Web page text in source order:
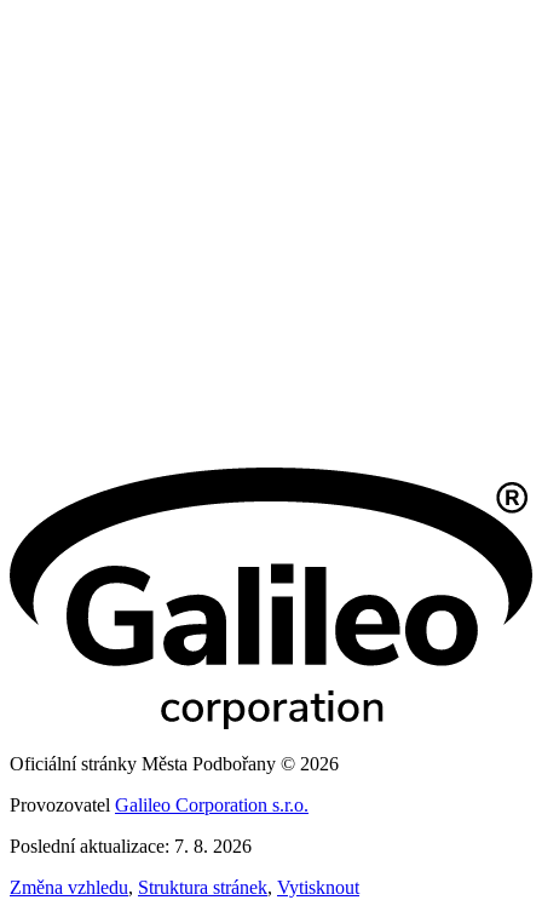
Oficiální stránky Města Podbořany © 2026
Provozovatel Galileo Corporation s.r.o.
Poslední aktualizace: 7. 8. 2026
Změna vzhledu, Struktura stránek, Vytisknout